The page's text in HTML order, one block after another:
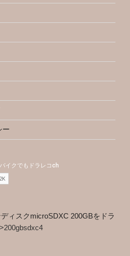
ー
ィスクmicroSDXC 200GBをドラ
>200gbsdxc4